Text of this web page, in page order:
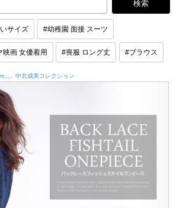
サイズ #幼稚園 面接 スーツ
映画 女優着用 #喪服 ロング丈 #ブラウス
」中北成美コレクション